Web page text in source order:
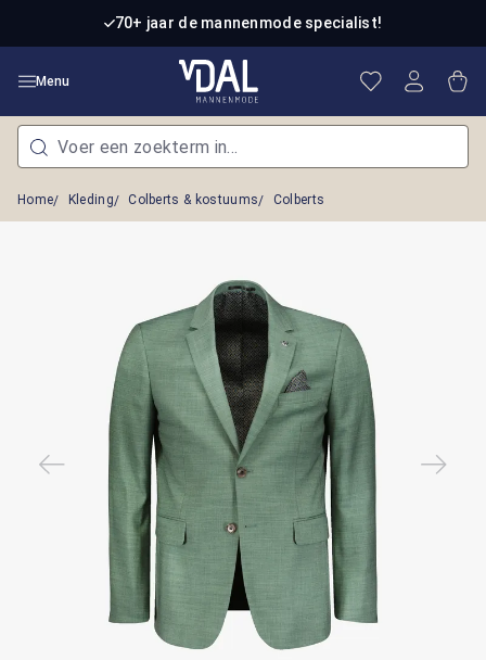
Ga naar de hoofdinhoud70+ jaar de mannenmode specialist!
Menu Je hebt 0
Home Kleding Colberts & kostuums Colberts